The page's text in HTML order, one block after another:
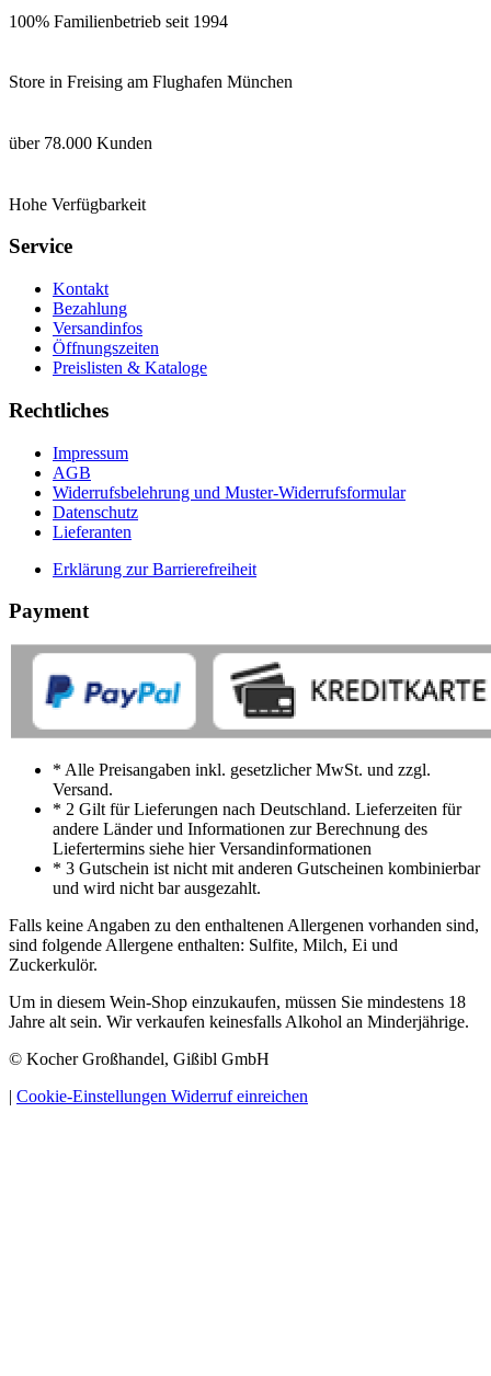
100% Familienbetrieb seit 1994
Store in Freising am Flughafen München
über 78.000 Kunden
Hohe Verfügbarkeit
Service
Kontakt
Bezahlung
Versandinfos
Öffnungszeiten
Preislisten & Kataloge
Rechtliches
Impressum
AGB
Widerrufsbelehrung und Muster-Widerrufsformular
Datenschutz
Lieferanten
Erklärung zur Barrierefreiheit
Payment
* Alle Preisangaben inkl. gesetzlicher MwSt. und zzgl.
Versand.
* 2 Gilt für Lieferungen nach Deutschland. Lieferzeiten für
andere Länder und Informationen zur Berechnung des
Liefertermins siehe hier Versandinformationen
* 3 Gutschein ist nicht mit anderen Gutscheinen kombinierbar
und wird nicht bar ausgezahlt.
Falls keine Angaben zu den enthaltenen Allergenen vorhanden sind,
sind folgende Allergene enthalten: Sulfite, Milch, Ei und
Zuckerkulör.
Um in diesem Wein-Shop einzukaufen, müssen Sie mindestens 18
Jahre alt sein. Wir verkaufen keinesfalls Alkohol an Minderjährige.
© Kocher Großhandel, Gißibl GmbH
| Cookie-Einstellungen Widerruf einreichen